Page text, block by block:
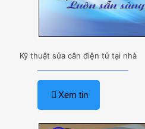
Kỹ thuật sửa cân điện tử tại nhà
Xem tin